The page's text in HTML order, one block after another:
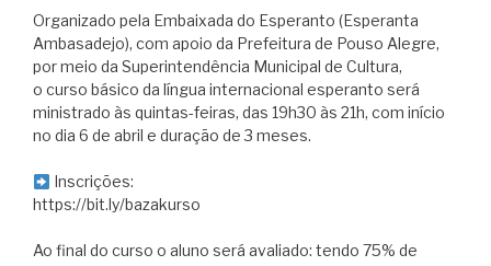
Organizado pela Embaixada do Esperanto (Esperanta
Ambasadejo), com apoio da Prefeitura de Pouso Alegre,
por meio da Superintendência Municipal de Cultura,
o curso básico da língua internacional esperanto será
ministrado às quintas-feiras, das 19h30 às 21h, com início
no dia 6 de abril e duração de 3 meses.
Inscrições:
https://bit.ly/bazakurso
Ao final do curso o aluno será avaliado: tendo 75% de